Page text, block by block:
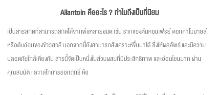
Allantoin คืออะไร ? ทำไมถึงเป็นที่นิยม
เป็นสารสกัดที่สามารถสกัดได้จากพืชหลายชนิด เช่น รากของต้นคอมเฟรย์ ดอกคาโมมายล์
หรือต้นอ่อนของข้าวสาลี นอกจากนี้ยังสามารถสังเคราะห์ขึ้นมาได้ ซึ่งให้ผลลัพธ์ และมีความ
ปลอดภัยใกล้เคียงกัน สารนี้จัดเป็นหนึ่งในส่วนผสมที่มีประสิทธิภาพ และอ่อนโยนมาก ผ่าน
คุณสมบัติ และกลไกการออกฤทธิ์ คือ